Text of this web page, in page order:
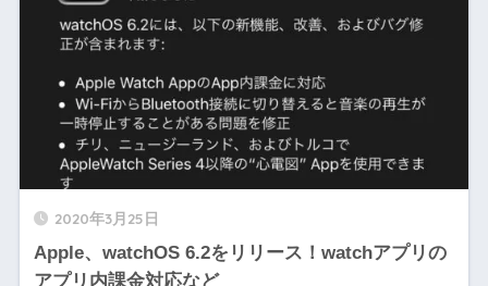
2020年3月25日
Apple、watchOS 6.2をリリース！watchアプリの
アプリ内課金対応など